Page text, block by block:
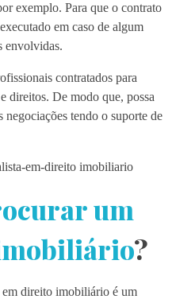
exemplo. Para que o contrato
em caso de algum
envolvidas.
contratados para
direitos. De modo que, possa
negociações tendo o suporte de
um
?
direito imobiliário é um